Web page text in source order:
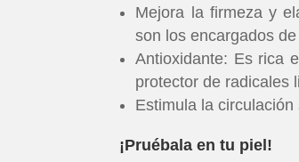
Mejora la firmeza y
son los encargados
Antioxidante: Es rica
protector de radicales
Estimula la circulación
¡Pruébala en tu piel!